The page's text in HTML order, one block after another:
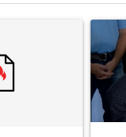
titled "Senate A